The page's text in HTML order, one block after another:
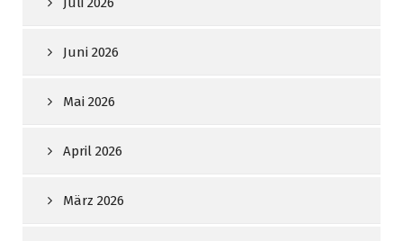
Juni 2026
Mai 2026
April 2026
März 2026